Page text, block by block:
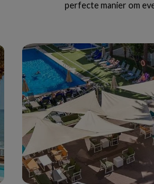
perfecte manier om